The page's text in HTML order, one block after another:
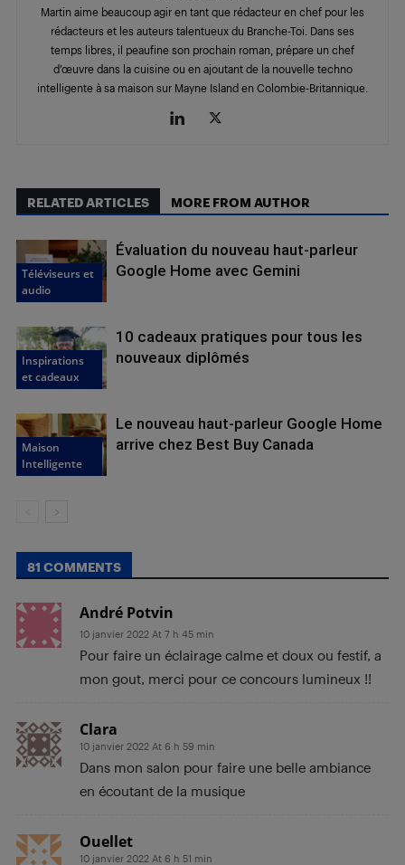
Martin aime beaucoup agir en tant que rédacteur en chef pour les
rédacteurs et les auteurs talentueux du Branche-Toi. Dans ses
temps libres, il peaufine son prochain roman, prépare un chef
d’œuvre dans la cuisine ou en ajoutant de la nouvelle techno
intelligente à sa maison sur Mayne Island en Colombie-Britannique.
RELATED ARTICLES MORE FROM AUTHOR
Téléviseurs et
audio
Évaluation du nouveau haut-parleur
Google Home avec Gemini
Inspirations
et cadeaux
10 cadeaux pratiques pour tous les
nouveaux diplômés
Maison
Intelligente
Le nouveau haut-parleur Google Home
arrive chez Best Buy Canada
81 COMMENTS
André Potvin
10 janvier 2022 At 7 h 45 min
Pour faire un éclairage calme et doux ou festif, a
mon gout, merci pour ce concours lumineux !!
Clara
10 janvier 2022 At 6 h 59 min
Dans mon salon pour faire une belle ambiance
en écoutant de la musique
Ouellet
10 janvier 2022 At 6 h 51 min